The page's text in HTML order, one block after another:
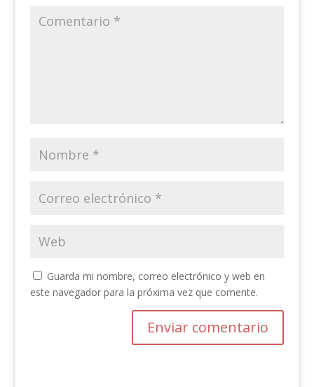
Guarda mi nombre, correo electrónico y web en
este navegador para la próxima vez que comente.